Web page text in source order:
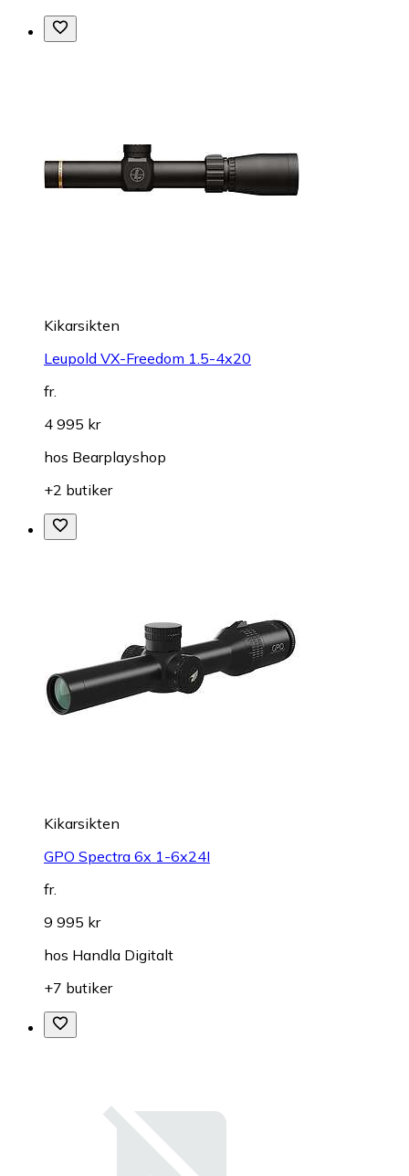
Kikarsikten
Leupold VX-Freedom 1.5-4x20
fr.
4 995 kr
hos Bearplayshop
+2 butiker
Kikarsikten
GPO Spectra 6x 1-6x24I
fr.
9 995 kr
hos Handla Digitalt
+7 butiker